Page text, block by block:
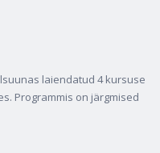
laiendatud 4 kursuse
Programmis on järgmised